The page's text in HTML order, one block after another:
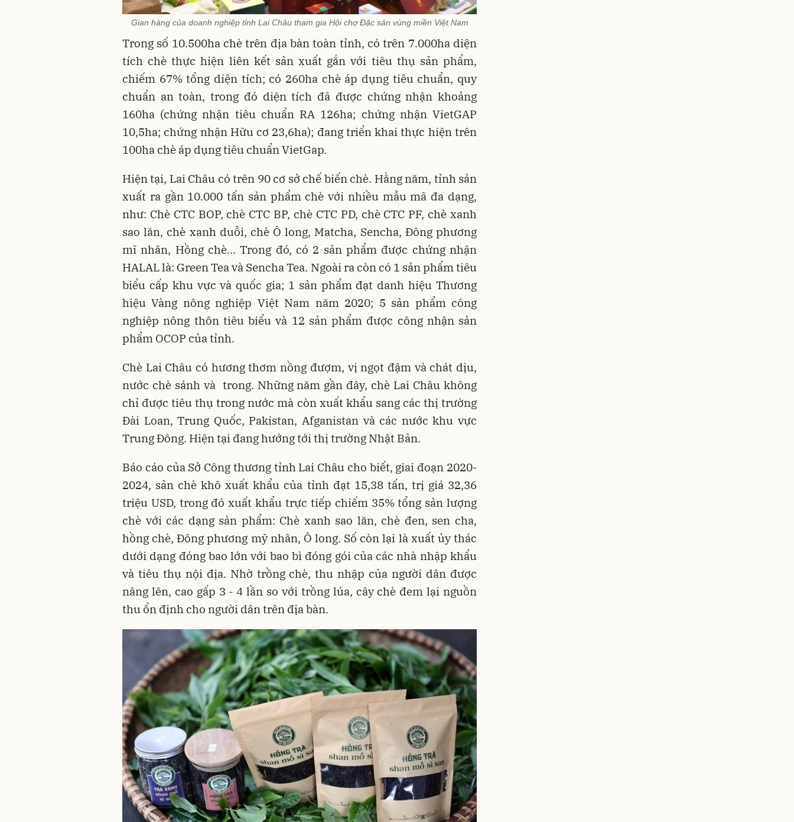
Gian hàng của doanh nghiệp tỉnh Lai Châu tham gia Hội chợ Đặc sản vùng miền Việt Nam
Trong số 10.500ha chè trên địa bàn toàn tỉnh, có trên 7.000ha diện
tích chè thực hiện liên kết sản xuất gắn với tiêu thụ sản phẩm,
chiếm 67% tổng diện tích; có 260ha chè áp dụng tiêu chuẩn, quy
chuẩn an toàn, trong đó diện tích đã được chứng nhận khoảng
160ha (chứng nhận tiêu chuẩn RA 126ha; chứng nhận VietGAP
10,5ha; chứng nhận Hữu cơ 23,6ha); đang triển khai thực hiện trên
100ha chè áp dụng tiêu chuẩn VietGap.
Hiện tại, Lai Châu có trên 90 cơ sở chế biến chè. Hằng năm, tỉnh sản
xuất ra gần 10.000 tấn sản phẩm chè với nhiều mẫu mã đa dạng,
như: Chè CTC BOP, chè CTC BP, chè CTC PD, chè CTC PF, chè xanh
sao lăn, chè xanh duỗi, chè Ô long, Matcha, Sencha, Đông phương
mĩ nhân, Hồng chè… Trong đó, có 2 sản phẩm được chứng nhận
HALAL là: Green Tea và Sencha Tea. Ngoài ra còn có 1 sản phẩm tiêu
biểu cấp khu vực và quốc gia; 1 sản phẩm đạt danh hiệu Thương
hiệu Vàng nông nghiệp Việt Nam năm 2020; 5 sản phẩm công
nghiệp nông thôn tiêu biểu và 12 sản phẩm được công nhận sản
phẩm OCOP của tỉnh.
Chè Lai Châu có hương thơm nồng đượm, vị ngọt đậm và chát dịu,
nước chè sánh và trong. Những năm gần đây, chè Lai Châu không
chỉ được tiêu thụ trong nước mà còn xuất khẩu sang các thị trường
Đài Loan, Trung Quốc, Pakistan, Afganistan và các nước khu vực
Trung Đông. Hiện tại đang hướng tới thị trường Nhật Bản.
Báo cáo của Sở Công thương tỉnh Lai Châu cho biết, giai đoạn 2020-
2024, sản chè khô xuất khẩu của tỉnh đạt 15,38 tấn, trị giá 32,36
triệu USD, trong đó xuất khẩu trực tiếp chiếm 35% tổng sản lượng
chè với các dạng sản phẩm: Chè xanh sao lăn, chè đen, sen cha,
hồng chè, Đông phương mỹ nhân, Ô long. Số còn lại là xuất ủy thác
dưới dạng đóng bao lớn với bao bì đóng gói của các nhà nhập khẩu
và tiêu thụ nội địa. Nhờ trồng chè, thu nhập của người dân được
nâng lên, cao gấp 3 - 4 lần so với trồng lúa, cây chè đem lại nguồn
thu ổn định cho người dân trên địa bàn.